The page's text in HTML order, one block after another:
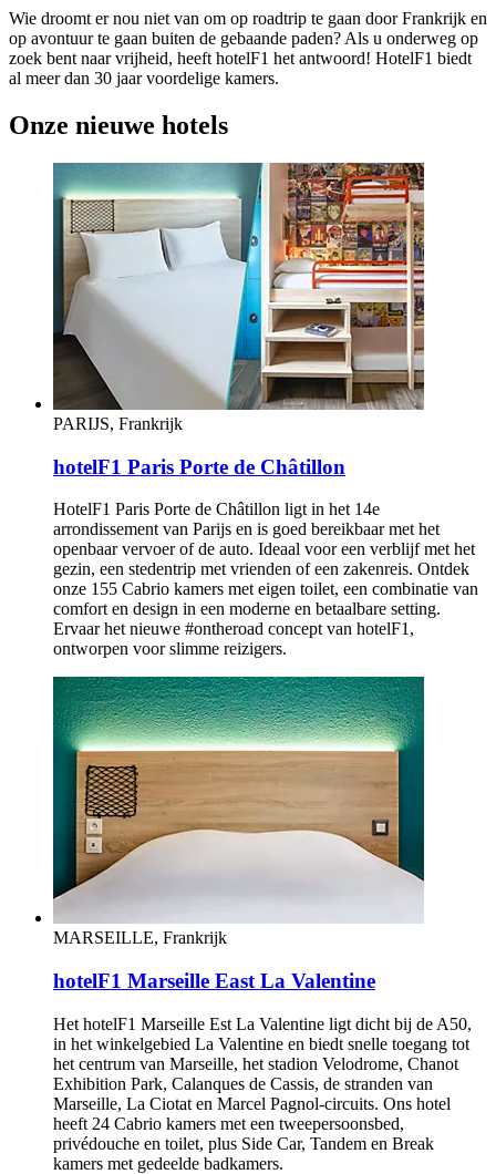
Wie droomt er nou niet van om op roadtrip te gaan door Frankrijk en
op avontuur te gaan buiten de gebaande paden? Als u onderweg op
zoek bent naar vrijheid, heeft hotelF1 het antwoord! HotelF1 biedt
al meer dan 30 jaar voordelige kamers.
Onze nieuwe hotels
PARIJS, Frankrijk
hotelF1 Paris Porte de Châtillon
HotelF1 Paris Porte de Châtillon ligt in het 14e
arrondissement van Parijs en is goed bereikbaar met het
openbaar vervoer of de auto. Ideaal voor een verblijf met het
gezin, een stedentrip met vrienden of een zakenreis. Ontdek
onze 155 Cabrio kamers met eigen toilet, een combinatie van
comfort en design in een moderne en betaalbare setting.
Ervaar het nieuwe #ontheroad concept van hotelF1,
ontworpen voor slimme reizigers.
MARSEILLE, Frankrijk
hotelF1 Marseille East La Valentine
Het hotelF1 Marseille Est La Valentine ligt dicht bij de A50,
in het winkelgebied La Valentine en biedt snelle toegang tot
het centrum van Marseille, het stadion Velodrome, Chanot
Exhibition Park, Calanques de Cassis, de stranden van
Marseille, La Ciotat en Marcel Pagnol-circuits. Ons hotel
heeft 24 Cabrio kamers met een tweepersoonsbed,
privédouche en toilet, plus Side Car, Tandem en Break
kamers met gedeelde badkamers.